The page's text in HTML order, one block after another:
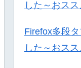
した～おスス
Firefox多段
した～おスス